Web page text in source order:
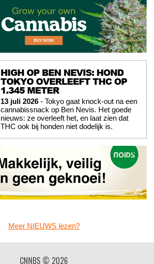
HIGH OP BEN NEVIS: HOND
TOKYO OVERLEEFT THC OP
1.345 METER
13 juli 2026 - Tokyo gaat knock-out na een
cannabissnack op Ben Nevis. Het goede
nieuws: ze overleeft het, en laat zien dat
THC ook bij honden niet dodelijk is.
Meer NIEUWS lezen?
CNNBS © 2026